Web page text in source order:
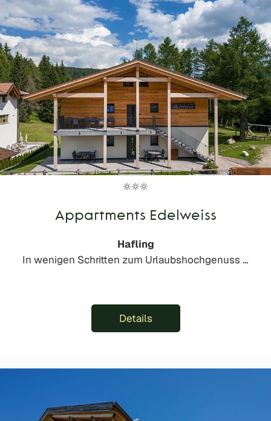
Appartments Edelweiss
Hafling
In wenigen Schritten zum Urlaubshochgenuss …
Details